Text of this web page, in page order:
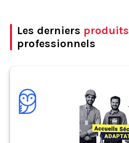
Les derniers produits
professionnels